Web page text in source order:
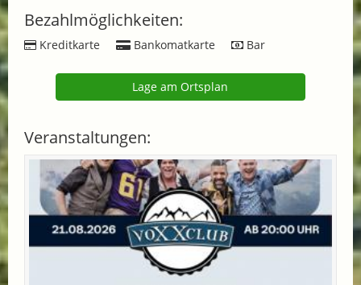
Bezahlmöglichkeiten:
Kreditkarte Bankomatkarte Bar
Lage am Ortsplan
Veranstaltungen: